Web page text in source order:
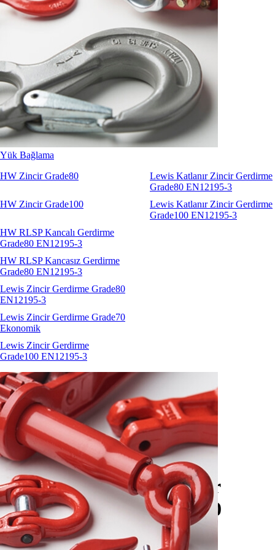
Yük Bağlama
HW Zincir Grade80
HW Zincir Grade100
HW RLSP Kancalı Gerdirme
Grade80 EN12195-3
HW RLSP Kancasız Gerdirme
Grade80 EN12195-3
Lewis Zincir Gerdirme Grade80
EN12195-3
Lewis Zincir Gerdirme Grade70
Ekonomik
Lewis Zincir Gerdirme
Grade100 EN12195-3
Lewis Katlanır Zincir Gerdirme
Grade80 EN12195-3
Lewis Katlanır Zincir Gerdirme
Grade100 EN12195-3
Yük Bağlama
Sapanlar
Terrier
RopeBlock
Nemag
Talurit
HW APA kaynaklanabilir
bağlama noktası Grade80
İNDİR